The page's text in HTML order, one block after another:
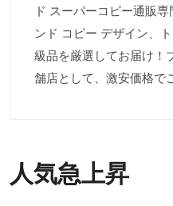
ド スーパーコピー通販
ンド コピー デザイン、
級品を厳選してお届け！
舗店として、激安価格で
人気急上昇